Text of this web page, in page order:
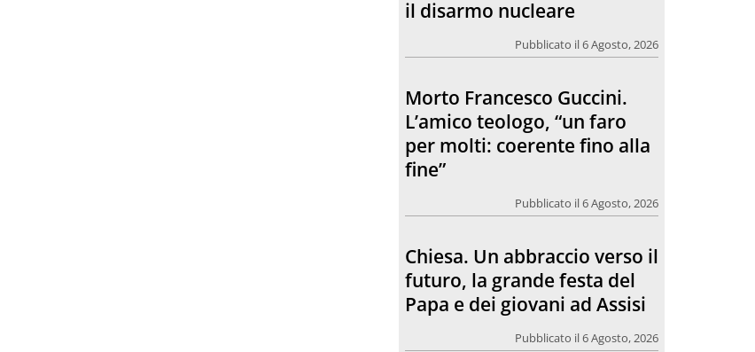
Pubblicato il 6 Agosto, 2026
Chiesa. Un abbraccio verso il
futuro, la grande festa del
Papa e dei giovani ad Assisi
“La pace nasce dalle
relazioni”